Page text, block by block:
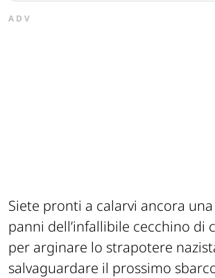
ADV
Siete pronti a calarvi ancora
panni dell’infallibile cecchino di
per arginare lo strapotere
salvaguardare il prossimo